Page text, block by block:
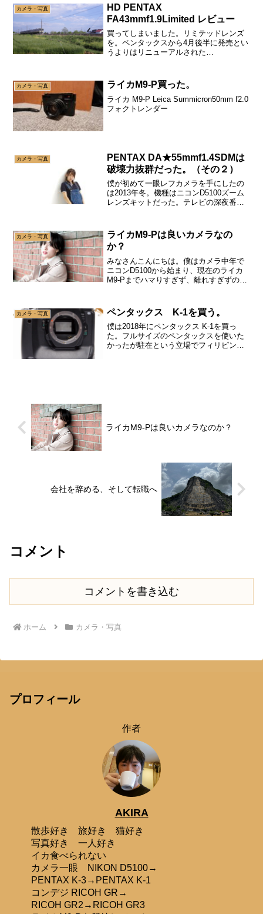
を売る。プロカメラマンは...
カメラ・写真
HD PENTAX
FA43mmf1.9Limited レビュー
買ってしまいました。リミテッドレンズ
を。ペンタックスから4月後半に発売とい
うよりはリニューアルされた
で一番安いから。あとは見た目が小さか
ったから。レンズは大...
カメラ・写真 ライカM9-P買った。
ライカ M9-P Leica Summicron50mm f2.0
フォクトレンダー
カメラ・写真
PENTAX DA★55mmf1.4SDMは
破壊力抜群だった。（その２）
僕が初めて一眼レフカメラを手にしたの
は2013年冬。機種はニコンD5100ズーム
レンズキットだった。テレビの深夜番組
初で最後の海外一人旅だと思うからその
時に僕が見た景色...
カメラ・写真
ライカM9-Pは良いカメラなの
か？
みなさんこんにちは。僕はカメラ中年で
ニコンD5100から始まり、現在のライカ
M9-Pまでハマりすぎず、離れすぎずの距
います。一部、世界中の人に長く愛され
る写真があるかも...
カメラ・写真 ペンタックス K-1を買う。
僕は2018年にペンタックス K-1を買っ
た。フルサイズのペンタックスを使いた
かったが駐在という立場でフィリピンに
ライカM9-Pは良いカメラなのか？
会社を辞める、そして転職へ
コメント
コメントを書き込む
ホーム カメラ・写真
プロフィール
作者
AKIRA
散歩好き 旅好き 猫好き
写真好き 一人好き
イカ食べられない
カメラ一眼 NIKON D5100→
PENTAX K-3→PENTAX K-1
コンデジ RICOH GR→
RICOH GR2→RICOH GR3